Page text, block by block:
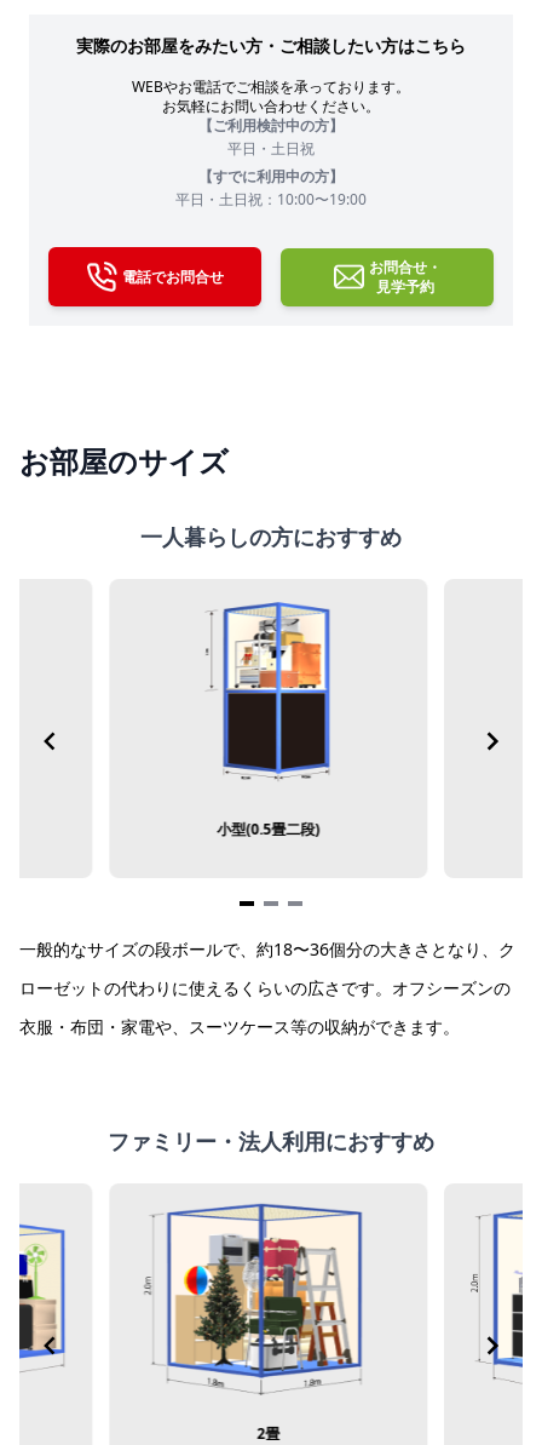
実際のお部屋をみたい方・ご相談したい方はこちら
WEBやお電話でご相談を承っております。
お気軽にお問い合わせください。
【ご利用検討中の方】
平日・土日祝
【すでに利用中の方】
平日・土日祝：10:00〜19:00
電話でお問合せ
お問合せ・
見学予約
お部屋のサイズ
一人暮らしの方におすすめ
小型(0.5畳二段)
1
of
一般的なサイズの段ボールで、約18〜36個分の大きさとなり、ク
ローゼットの代わりに使えるくらいの広さです。オフシーズンの
衣服・布団・家電や、スーツケース等の収納ができます。
ファミリー・法人利用におすすめ
2畳